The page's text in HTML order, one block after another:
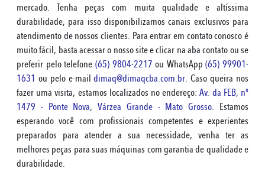
mercado. Tenha peças com muita qualidade e altíssima
durabilidade, para isso disponibilizamos canais exclusivos para
atendimento de nossos clientes. Para entrar em contato conosco é
muito fácil, basta acessar o nosso site e clicar na aba contato ou se
preferir pelo telefone (65) 9804-2217 ou WhatsApp(65) 99901-
1631 ou pelo e-maildimaq@dimaqcba.com.br. Caso queira nos
fazer uma visita, estamos localizados no endereço:Av. da FEB, nº
1479 - Ponte Nova, Várzea Grande - Mato Grosso. Estamos
esperando você com profissionais competentes e experientes
preparados para atender a sua necessidade, venha ter as
melhores peças para suas máquinas com garantia de qualidade e
durabilidade.